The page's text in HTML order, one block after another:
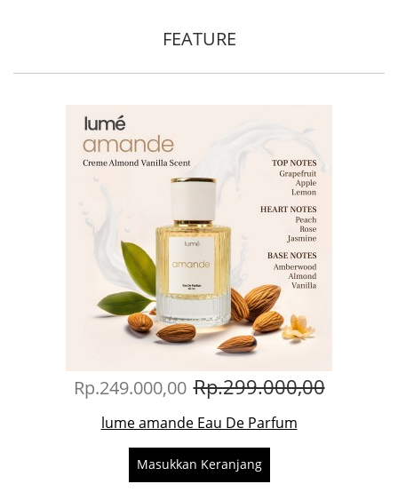
FEATURE
Rp.249.000,00 Rp.299.000,00
lume amande Eau De Parfum
Masukkan Keranjang